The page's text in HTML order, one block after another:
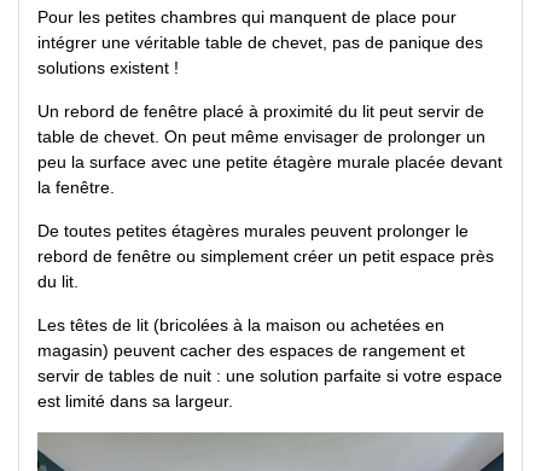
Pour les petites chambres qui manquent de place pour
intégrer une véritable table de chevet, pas de panique des
solutions existent !
Un rebord de fenêtre placé à proximité du lit peut servir de
table de chevet. On peut même envisager de prolonger un
peu la surface avec une petite étagère murale placée devant
la fenêtre.
De toutes petites étagères murales peuvent prolonger le
rebord de fenêtre ou simplement créer un petit espace près
du lit.
Les têtes de lit (bricolées à la maison ou achetées en
magasin) peuvent cacher des espaces de rangement et
servir de tables de nuit : une solution parfaite si votre espace
est limité dans sa largeur.